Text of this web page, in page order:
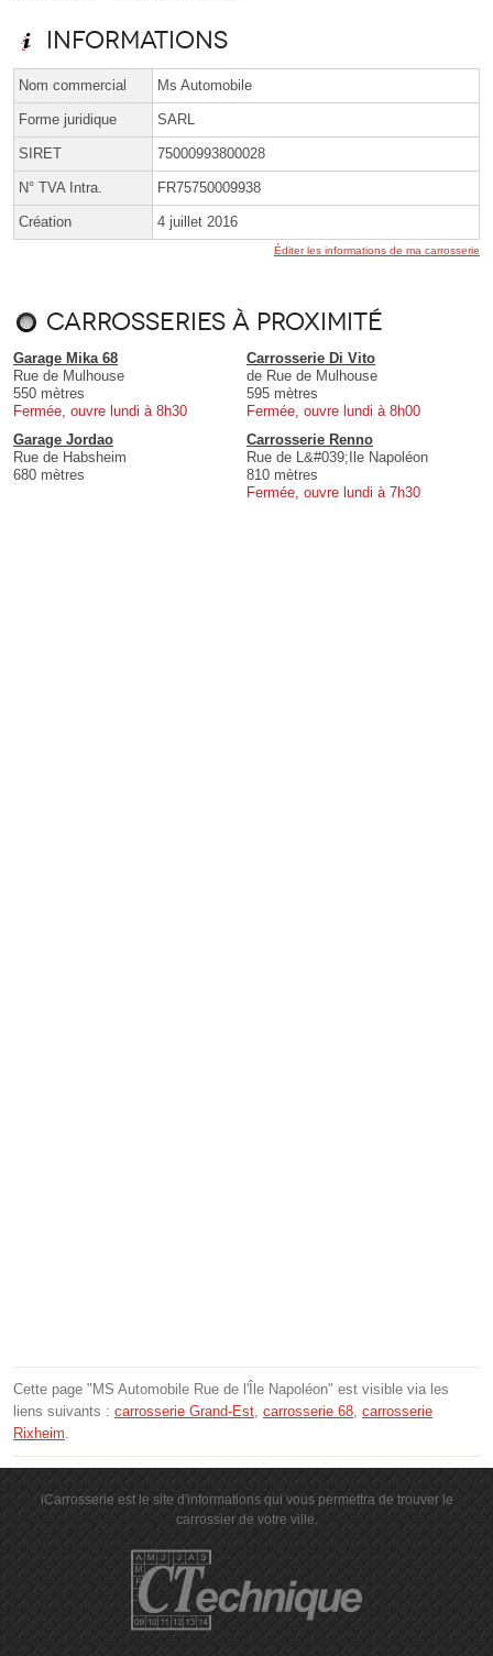
Informations
Nom commercial Ms Automobile
Forme juridique SARL
SIRET 75000993800028
N° TVA Intra. FR75750009938
Création 4 juillet 2016
Éditer les informations de ma carrosserie
Carrosseries à proximité
Garage Mika 68
Rue de Mulhouse
550 mètres
Fermée, ouvre lundi à 8h30
Carrosserie Di Vito
de Rue de Mulhouse
595 mètres
Fermée, ouvre lundi à 8h00
Garage Jordao
Rue de Habsheim
680 mètres
Carrosserie Renno
Rue de L&#039;Ile Napoléon
810 mètres
Fermée, ouvre lundi à 7h30
Cette page "MS Automobile Rue de l'Île Napoléon" est visible via les
liens suivants : carrosserie Grand-Est, carrosserie 68, carrosserie
Rixheim.
iCarrosserie est le site d'informations qui vous permettra de trouver le
carrossier de votre ville.